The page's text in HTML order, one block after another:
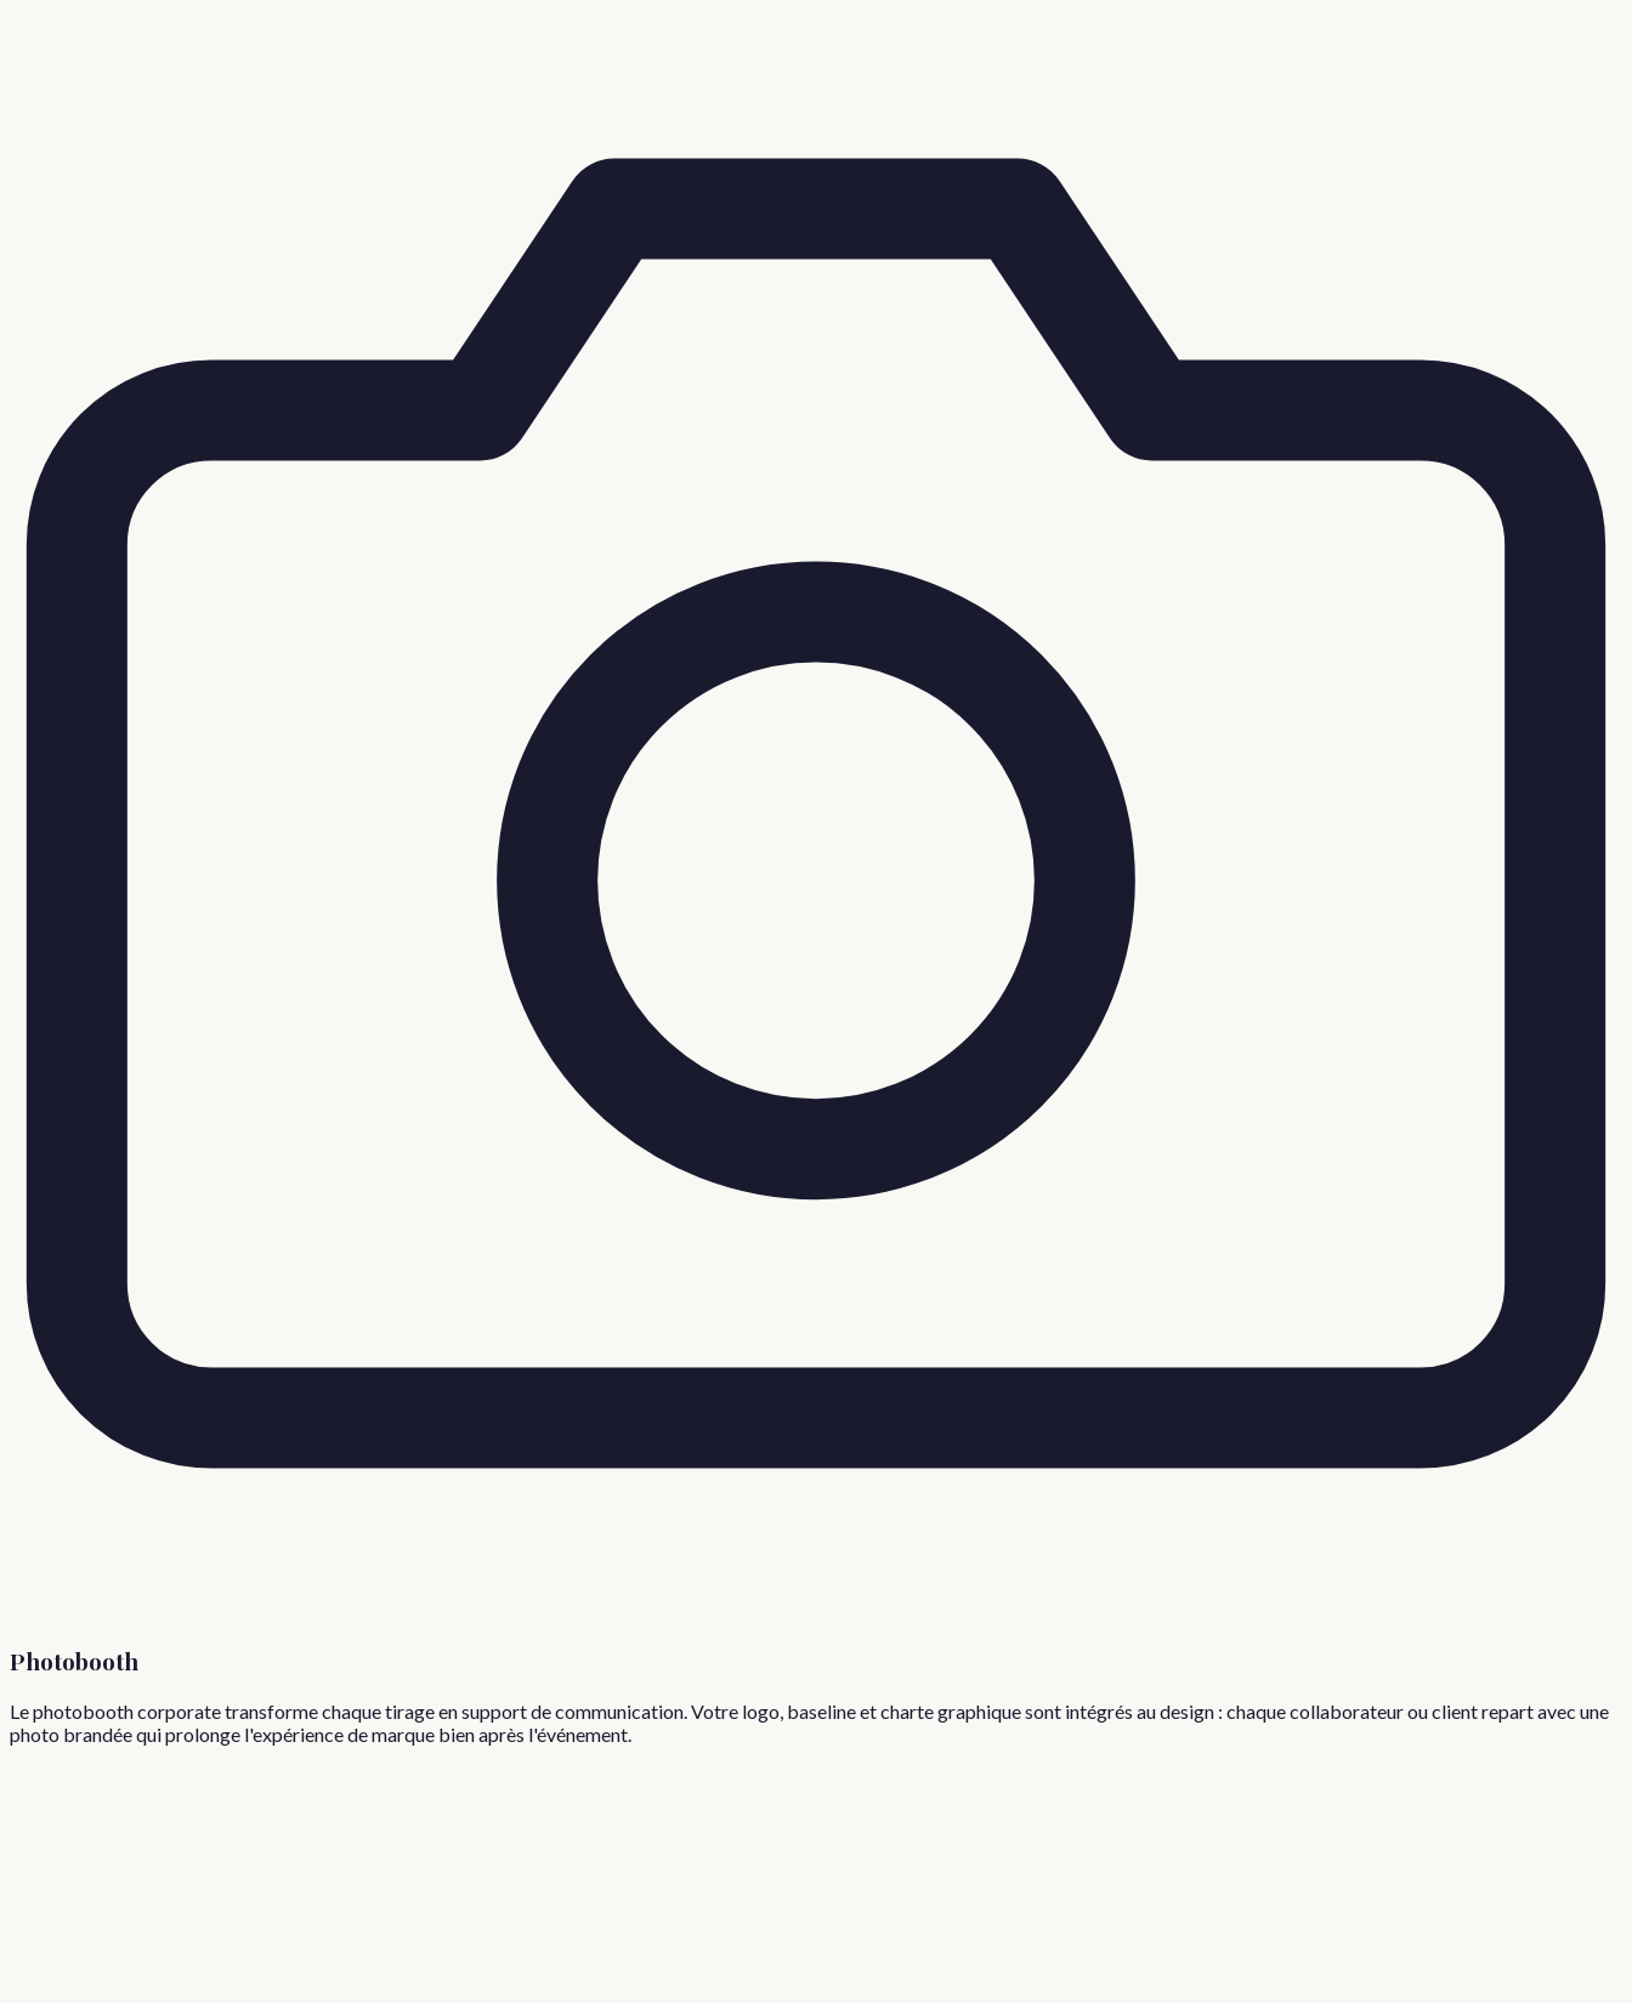
Photobooth
Le photobooth corporate transforme chaque tirage en support de communication. Votre logo, baseline et charte graphique sont intégrés au design : chaque collaborateur ou client repart avec une
photo brandée qui prolonge l'expérience de marque bien après l'événement.